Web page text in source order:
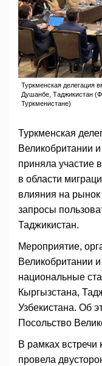
Туркменская делегация
Душанбе, Таджикистан
Туркменистане)
Туркменская
Великобритании
приняла участие
в области
влияния на
запросы
Таджикистан.
Мероприятие,
Великобритании
национальные
Кыргызстана,
Узбекистана. Об
Посольство
В рамках
провела